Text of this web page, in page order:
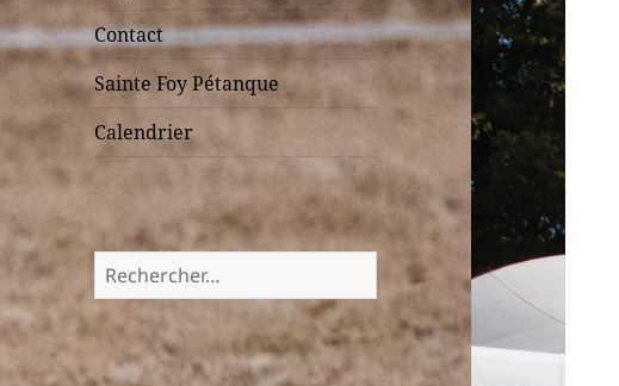
Contact
Sainte Foy Pétanque
Calendrier
Rechercher :